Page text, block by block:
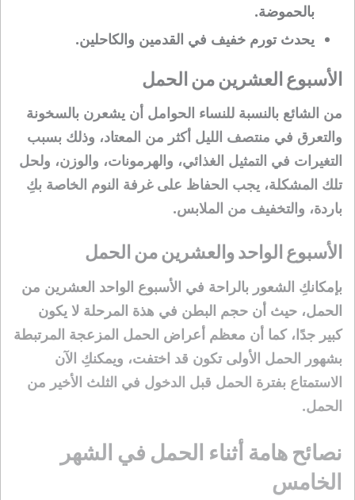
بالحموضة.
يحدث تورم خفيف في القدمين والكاحلين.
الأسبوع العشرين من الحمل
من الشائع بالنسبة للنساء الحوامل أن يشعرن بالسخونة
والتعرق في منتصف الليل أكثر من المعتاد، وذلك بسبب
التغيرات في التمثيل الغذائي، والهرمونات، والوزن، ولحل
تلك المشكلة، يجب الحفاظ على غرفة النوم الخاصة بكِ
باردة، والتخفيف من الملابس.
الأسبوع الواحد والعشرين من الحمل
بإمكانكِ الشعور بالراحة في الأسبوع الواحد العشرين من
الحمل، حيث أن حجم البطن في هذة المرحلة لا يكون
كبير جدًا، كما أن معظم أعراض الحمل المزعجة المرتبطة
بشهور الحمل الأولى تكون قد اختفت، ويمكنكِ الآن
الاستمتاع بفترة الحمل قبل الدخول في الثلث الأخير من
الحمل.
نصائح هامة أثناء الحمل في الشهر
الخامس